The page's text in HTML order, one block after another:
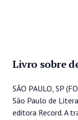
Livro sobre
SÃO PAULO, SP
São Paulo de
editora Record. A